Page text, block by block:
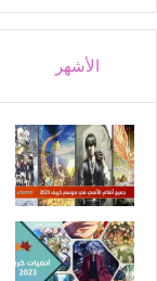
الأشهر